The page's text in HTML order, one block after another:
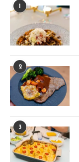
1
2
3